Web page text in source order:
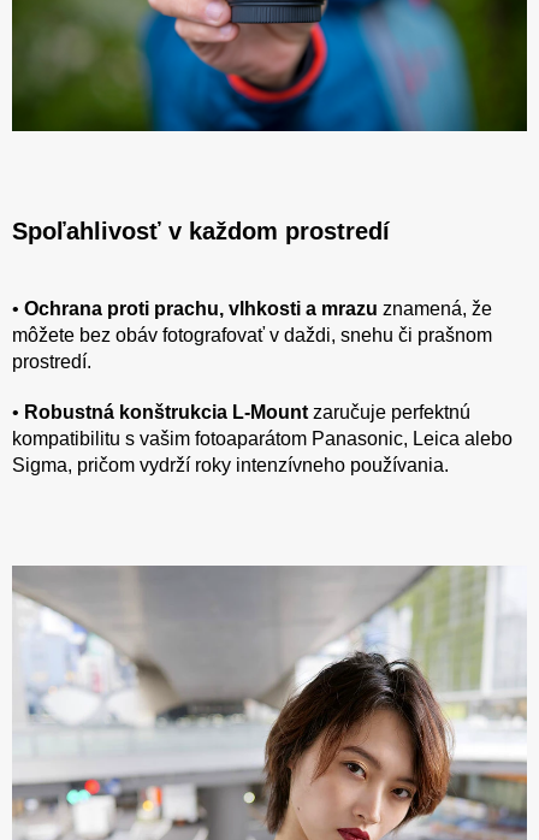
Spoľahlivosť v každom prostredí
• Ochrana proti prachu, vlhkosti a mrazu znamená, že
môžete bez obáv fotografovať v daždi, snehu či prašnom
prostredí.
• Robustná konštrukcia L-Mount zaručuje perfektnú
kompatibilitu s vašim fotoaparátom Panasonic, Leica alebo
Sigma, pričom vydrží roky intenzívneho používania.